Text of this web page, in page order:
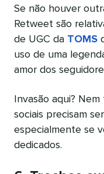
Se não houver
Retweet são
de UGC da TOMS
uso de uma
amor dos
Invasão aqui?
sociais precisam
especialmente se
dedicados.